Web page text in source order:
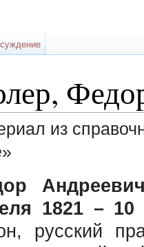
из
1821 – 10
русский